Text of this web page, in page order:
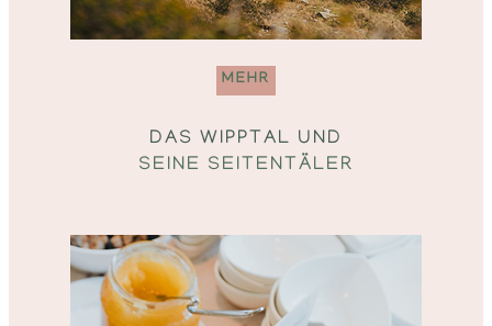
MEHR
DAS WIPPTAL UND
SEINE SEITENTÄLER